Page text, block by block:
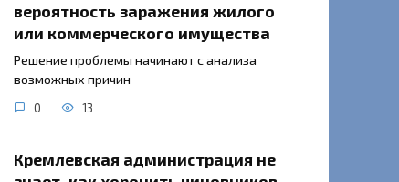
вероятность заражения жилого
или коммерческого имущества
Решение проблемы начинают с анализа
возможных причин
0 13
Кремлевская администрация не